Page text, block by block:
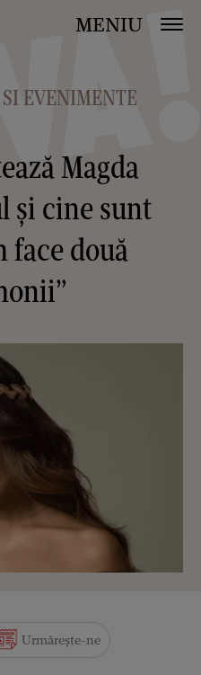
MENIU
EVENIMENTE
Magda
și cine sunt
face două
Urmărește-ne